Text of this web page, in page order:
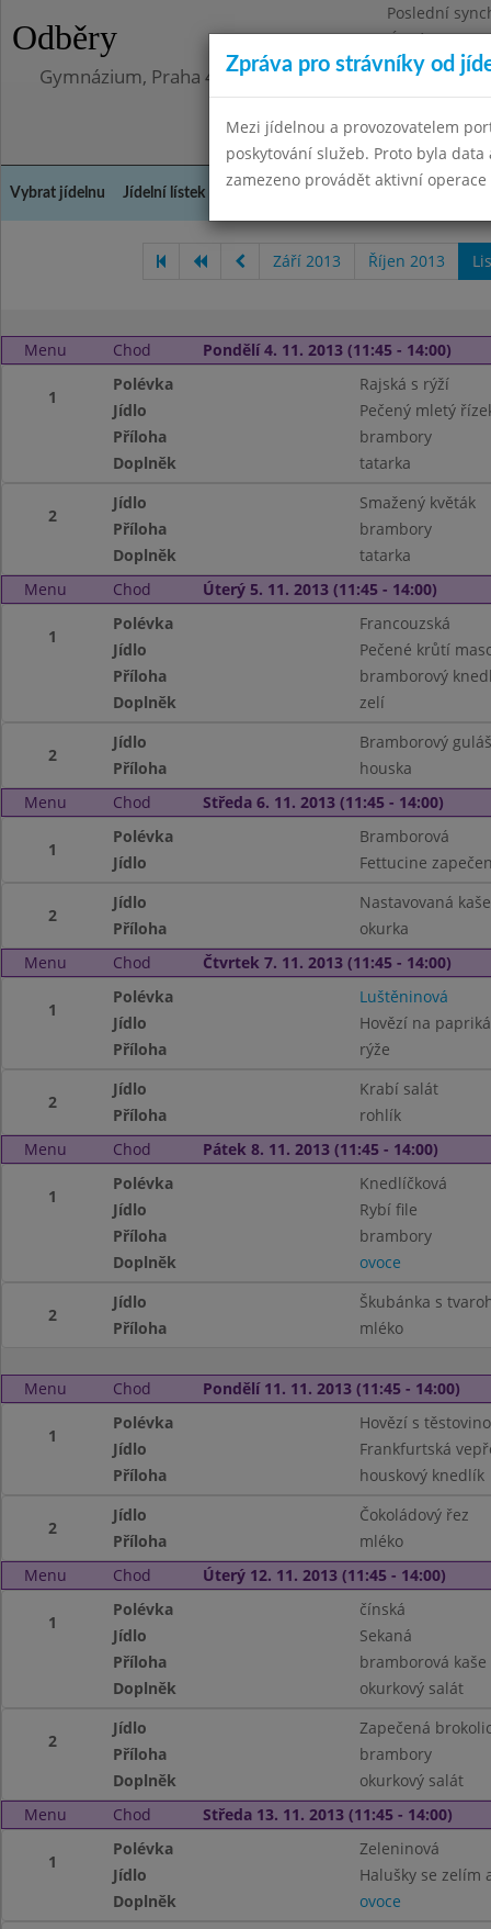
Odběry
Poslední
Úterý
Gymnázium, Praha 4, Budějovická 680
Vybrat jídelnu Jídelní lístek Kontakty a informace
Září 2013 Říjen 2013
Menu Chod Pondělí 4. 11. 2013 (11:45 - 14:00)
1
Polévka
Rajská s rýží
Jídlo
Pečený mletý
Příloha
brambory
Doplněk
tatarka
2
Jídlo
Smažený květák
Příloha
brambory
Doplněk
tatarka
Menu
Chod Úterý 5. 11. 2013 (11:45 - 14:00)
1
Polévka
Francouzská
Jídlo
Pečené krůtí
Příloha
bramborový
Doplněk
zelí
2
Jídlo
Bramborový
Příloha
houska
Menu
Chod Středa 6. 11. 2013 (11:45 - 14:00)
1
Polévka
Bramborová
Jídlo
Fettucine
2
Jídlo
Nastavovaná
Příloha
okurka
Menu
Chod Čtvrtek 7. 11. 2013 (11:45 - 14:00)
1
Polévka
Luštěninová
Jídlo
Hovězí na
Příloha
rýže
2
Jídlo
Krabí salát
Příloha
rohlík
Menu
Chod Pátek 8. 11. 2013 (11:45 - 14:00)
1
Polévka
Knedlíčková
Jídlo
Rybí file
Příloha
brambory
Doplněk
ovoce
2
Jídlo
Škubánka s
Příloha
mléko
Menu Chod Pondělí 11. 11. 2013 (11:45 - 14:00)
1
Polévka
Hovězí s
Jídlo
Frankfurtská
Příloha
houskový knedlík
2
Jídlo
Čokoládový řez
Příloha
mléko
Menu
Chod Úterý 12. 11. 2013 (11:45 - 14:00)
1
Polévka
čínská
Jídlo
Sekaná
Příloha
bramborová kaše
Doplněk
okurkový salát
2
Jídlo
Zapečená
Příloha
brambory
Doplněk
okurkový salát
Menu
Chod Středa 13. 11. 2013 (11:45 - 14:00)
1
Polévka
Zeleninová
Jídlo
Halušky se zelím
Doplněk
ovoce
Zpráva pro strávníky od
Mezi jídelnou a provozovatelem
poskytování služeb. Proto byla
zamezeno provádět aktivní